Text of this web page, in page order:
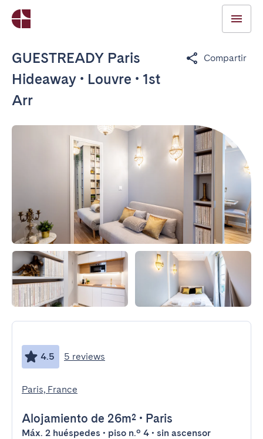
GUESTREADY Paris
Hideaway • Louvre • 1st
Arr
Compartir
4.5 5 reviews
Paris, France
Alojamiento de 26m² • Paris
Máx. 2 huéspedes • piso n.º 4 • sin ascensor